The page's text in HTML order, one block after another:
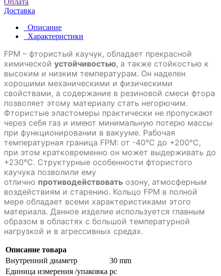
Доставка
Описание
Характеристики
FPM – фтористый каучук, обладает прекрасной
химической устойчивостью, а также стойкостью к
высоким и низким температурам. Он наделен
хорошими механическими и физическими
свойствами, а содержание в резиновой смеси фтора
позволяет этому материалу стать негорючим.
Фтористые эластомеры практически не пропускают
через себя газ и имеют минимальную потерю массы
при функционировании в вакууме. Рабочая
температурная граница FPM: от -40°C до +200°C,
при этом кратковременно он может выдерживать до
+230°C. Структурные особенности фтористого
каучука позволили ему
отлично противодействовать озону, атмосферным
воздействиям и старению. Кольцо FPM в полной
мере обладает всеми характеристиками этого
материала. Данное изделие используется главным
образом в областях с большой температурной
нагрузкой и в агрессивных средах.
Описание товара
Внутренний диаметр
30 mm
Единица измерения /упаковка pc